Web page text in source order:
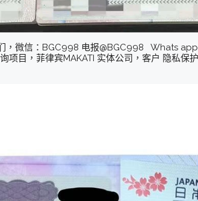
，微信：BGC998 电报@BGC998 Whats
项目，菲律宾MAKATI 实体公司，客户 隐私保